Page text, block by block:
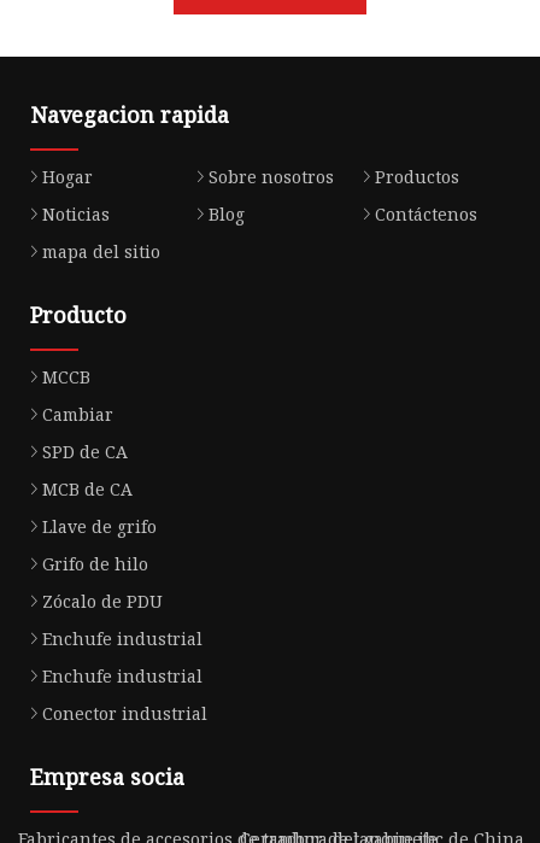
Navegacion rapida
Hogar Sobre nosotros
Productos
Noticias
Blog
Contáctenos
mapa del sitio
Producto
MCCB
Cambiar
SPD de CA
MCB de CA
Llave de grifo
Grifo de hilo
Zócalo de PDU
Enchufe industrial
Enchufe industrial
Conector industrial
Empresa socia